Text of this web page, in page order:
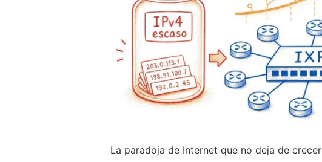
La paradoja de Internet que no deja de crecer